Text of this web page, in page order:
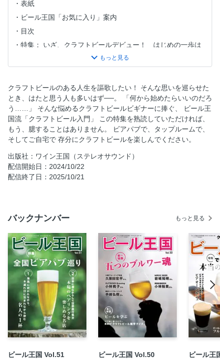
表紙
ビール王国「お気に入り」案内
目次
特集： いざ、クラフトビールデビュー！ はじめの一歩は
クラフトビールの一丁目一番地「ビアスタイル」を整理する
「グラスでビールの香り、味が変わる」は本当か？
大瓶の愉悦
クラフトビール仲間の輪を広げよう
熱烈ビールファンの相思相愛学 何故あのブルワリーはファ
ンから愛されているのか
アスタイル”
200 以上のクラフトビールの銘柄を家に居ながら楽しめるビ
ールサーバーDREAMBEER に新ブルワリーが続々登場
ビール界のレジェンドが挑んだ「至極のヘレス」
和田明日香のLet’s シュフBEER!
ブルワー魂 ホップジャパン 武石翔平さん
テイスティングリポート
パブめしメシペアリング
真鍋かをりの「旅先ビール」44 ／地元に見つけた新たな居
場所
魂の一串、極の一杯 堀晋福／ニ十串目 はらみとウェスト
マール・ダブル
別冊「ブルワー魂」
Kingdom Information
クラフトビールのある人生を謳歌したい！ そんな思いを巡らせた
とき、はたと思う人も多いはず──。 「何から始めたらいいのだろ
う……」 そんな悩めるクラフトビールビギナーに捧ぐ、 ビール王
国流「クラフトビール入門」 この特集を熟読していただければ、
もう、臆することはありません。 ビアパブで、タップルームで、
そしてご自宅で 存分にクラフトビールを楽しんでください。
出版社：ワイン王国（ステレオサウンド）
配信開始日：2024/10/22
配信終了日：2025/10/21
バックナンバー もっと見る
ビール王国 Vol.51 ビール王国 Vol.50 ビール王